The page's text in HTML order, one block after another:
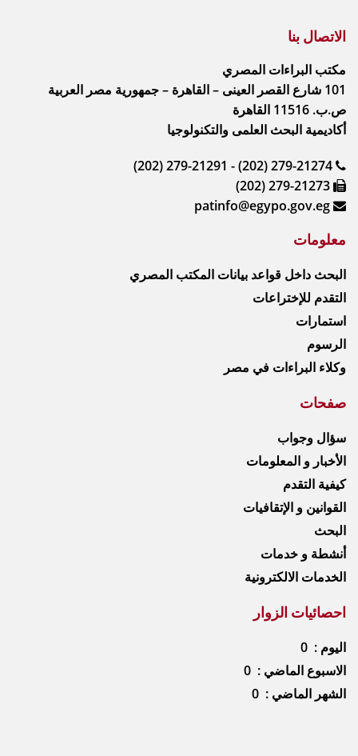
الاتصال بنا
مكتب البراءات المصري
101 شارع القصر العينى – القاهرة – جمهورية مصر العربية
ص.ب. 11516 القاهرة
أكاديمية البحث العلمى والتكنولوجيا
(202) 279-21291 - (202) 279-21274
(202) 279-21273
patinfo@egypo.gov.eg
معلومات
البحث داخل قواعد بيانات المكتب المصري
التقدم للإختراعات
استمارات
الرسوم
وكلاء البراءات في مصر
صفحات
سؤال وجواب
الأخبار و المعلومات
كيفية التقدم
القوانين و الإتقافيات
البحث
أنشطة و خدمات
الخدمات الالكترونية
احصائيات الزوار
اليوم : 0
الاسبوع الماضي : 0
الشهر الماضي : 0